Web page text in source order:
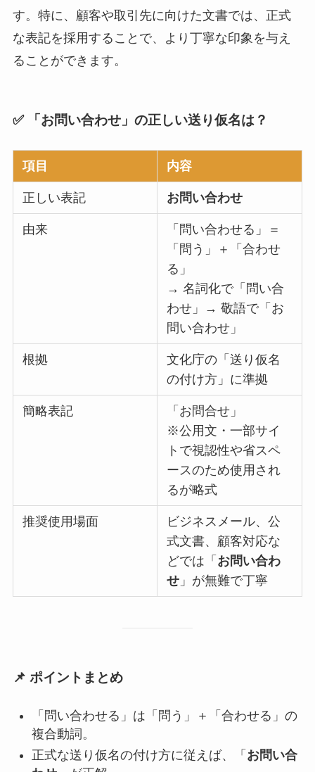
す。特に、顧客や取引先に向けた文書では、正式
な表記を採用することで、より丁寧な印象を与え
ることができます。
✅ 「お問い合わせ」の正しい送り仮名は？
項目 内容
正しい表記 お問い合わせ
由来
「問い合わせる」＝
「問う」＋「合わせ
る」
→ 名詞化で「問い合
わせ」→ 敬語で「お
問い合わせ」
根拠
文化庁の「送り仮名
の付け方」に準拠
簡略表記
「お問合せ」
※公用文・一部サイ
トで視認性や省スペ
ースのため使用され
るが略式
推奨使用場面
ビジネスメール、公
式文書、顧客対応な
どでは「 お問い合わ
せ 」が無難で丁寧
📌 ポイントまとめ
「問い合わせる」は「問う」＋「合わせる」の
複合動詞。
正式な送り仮名の付け方に従えば、「 お問い合